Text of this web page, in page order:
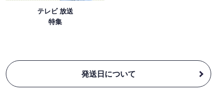
テレビ 放送
特集
発送日について